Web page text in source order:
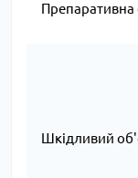
Шкідливий